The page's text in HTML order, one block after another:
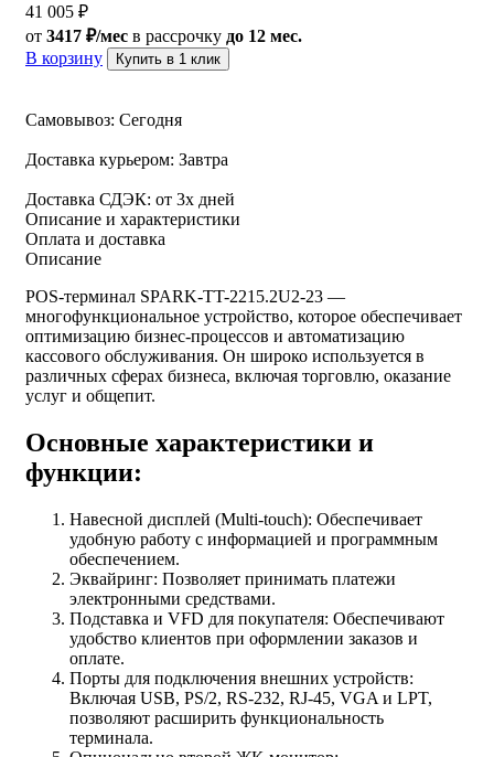
41 005 ₽
от 3417 ₽/мес в рассрочку до 12 мес.
В корзину
Купить в 1 клик
Самовывоз: Сегодня
Доставка курьером: Завтра
Доставка СДЭК: от 3х дней
Описание и характеристики
Оплата и доставка
Описание
POS-терминал SPARK-TT-2215.2U2-23 —
многофункциональное устройство, которое обеспечивает
оптимизацию бизнес-процессов и автоматизацию
кассового обслуживания. Он широко используется в
различных сферах бизнеса, включая торговлю, оказание
услуг и общепит.
Основные характеристики и
функции:
Навесной дисплей (Multi-touch): Обеспечивает
удобную работу с информацией и программным
обеспечением.
Эквайринг: Позволяет принимать платежи
электронными средствами.
Подставка и VFD для покупателя: Обеспечивают
удобство клиентов при оформлении заказов и
оплате.
Порты для подключения внешних устройств:
Включая USB, PS/2, RS-232, RJ-45, VGA и LPT,
позволяют расширить функциональность
терминала.